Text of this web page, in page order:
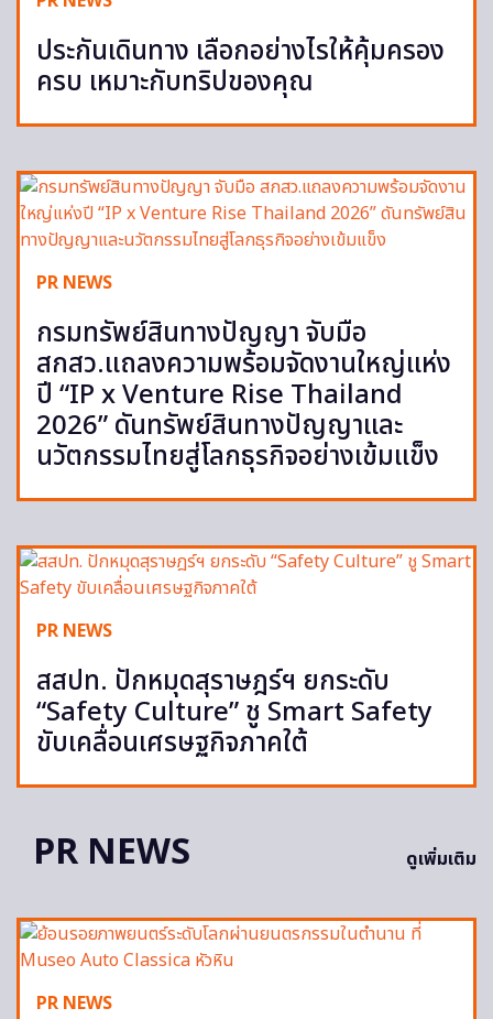
ประกันเดินทาง เลือกอย่างไรให้คุ้มครอง
ครบ เหมาะกับทริปของคุณ
PR NEWS
กรมทรัพย์สินทางปัญญา จับมือ
สกสว.แถลงความพร้อมจัดงานใหญ่แห่ง
ปี “IP x Venture Rise Thailand
2026” ดันทรัพย์สินทางปัญญาและ
นวัตกรรมไทยสู่โลกธุรกิจอย่างเข้มแข็ง
PR NEWS
สสปท. ปักหมุดสุราษฎร์ฯ ยกระดับ
“Safety Culture” ชู Smart Safety
ขับเคลื่อนเศรษฐกิจภาคใต้
PR NEWS ดูเพิ่มเติม
PR NEWS